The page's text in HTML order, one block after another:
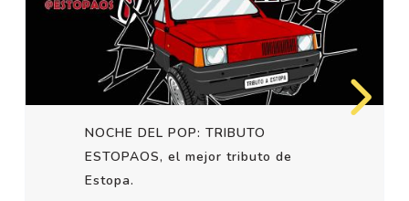
NOCHE DEL POP: TRIBUTO
ESTOPAOS, el mejor tributo de
Estopa.